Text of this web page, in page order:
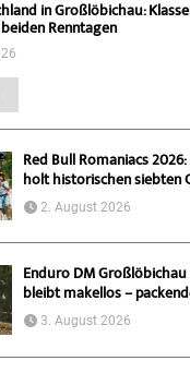
in Großlöbichau:
Renntagen
Red Bull Romaniacs
holt historischen siebten
2. August 2026
Enduro DM Großlöbichau
bleibt makellos –
3. August 2026